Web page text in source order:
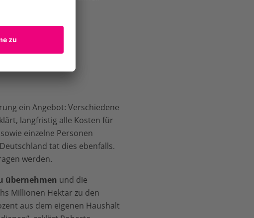
finanzielle
ein Angebot: Verschiedene
langfristig alle Kosten für
einzelne Personen
tat dies ebenfalls.
werden.
übernehmen und die
Millionen Hektar zu den
aus dem eigenen Haushalt